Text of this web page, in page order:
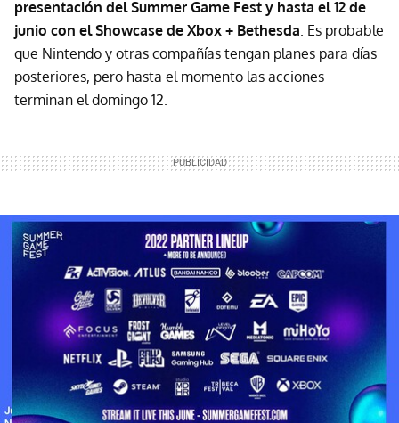
presentación del Summer Game Fest y hasta el 12 de
junio con el Showcase de Xbox + Bethesda . Es probable
que Nintendo y otras compañías tengan planes para días
posteriores, pero hasta el momento las acciones
terminan el domingo 12.